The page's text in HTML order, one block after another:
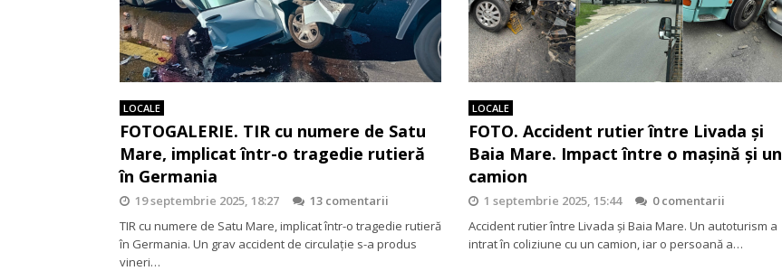
LOCALE
FOTOGALERIE. TIR cu numere de Satu
Mare, implicat într-o tragedie rutieră
în Germania
19 septembrie 2025, 18:27
13 comentarii
TIR cu numere de Satu Mare, implicat într-o tragedie rutieră
în Germania. Un grav accident de circulație s-a produs
vineri…
LOCALE
FOTO. Accident rutier între Livada și
Baia Mare. Impact între o mașină și un
camion
1 septembrie 2025, 15:44
0 comentarii
Accident rutier între Livada și Baia Mare. Un autoturism a
intrat în coliziune cu un camion, iar o persoană a…